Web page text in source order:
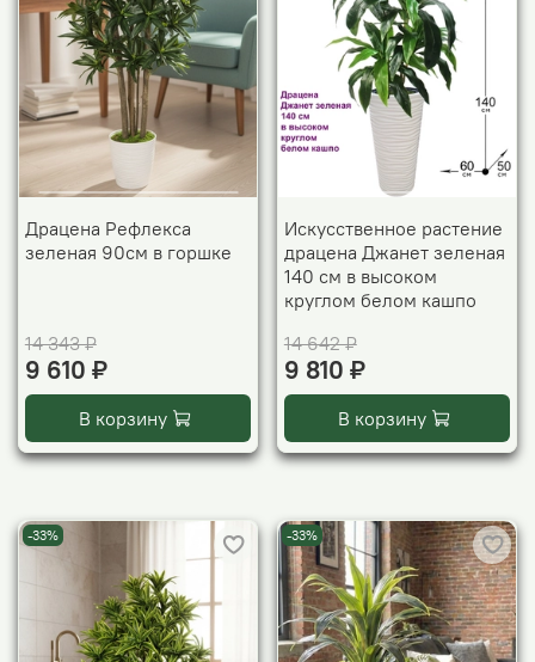
Драцена Рефлекса
зеленая 90см в горшке
14 343 ₽
9 610 ₽
В корзину
Искусственное растение
драцена Джанет зеленая
140 см в высоком
круглом белом кашпо
14 642 ₽
9 810 ₽
В корзину
-33% -33%